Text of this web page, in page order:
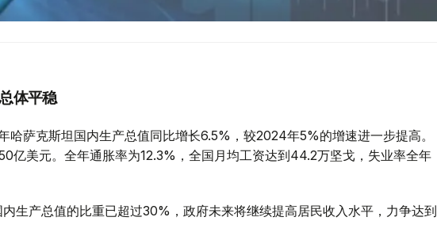
体平稳
哈萨克斯坦国内生产总值同比增长6.5%，较2024年5%的增速进一步提高。
亿美元。全年通胀率为12.3%，全国月均工资达到44.2万坚戈，失业率全年
生产总值的比重已超过30%，政府未来将继续提高居民收入水平，力争达到